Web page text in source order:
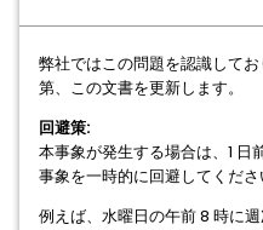
弊社ではこの問題を認識して
第、この文書を更新します。
回避策:
本事象が発生する場合は、1 日
事象を一時的に回避してくださ
例えば、水曜日の午前 8 時に